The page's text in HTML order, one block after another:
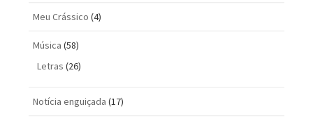
Meu Crássico (4)
Música (58)
Letras (26)
Notícia enguiçada (17)